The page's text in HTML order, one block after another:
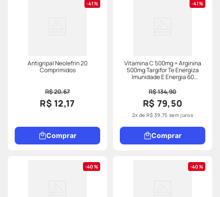
41%
Antigripal Neolefrin 20
Comprimidos
R$ 20,67
R$ 12,17
Comprar
41%
Vitamina C 500mg + Arginina
500mg Targifor Te Energiza
Imunidade E Energia 60
R$ 134,90
R$ 79,50
2x deR$ 39,75 sem juros
Comprar
40% 40%